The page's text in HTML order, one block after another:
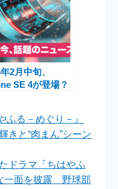
スピーチ全文
年7月25日】
2月中旬、
SE 4が登場？
ふる－めぐり－』
きと“肉まん”シーン
ドラマ「ちはやふ
一面を披露 野球部